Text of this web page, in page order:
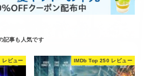
ビュー IMDb Top 250 レビュー